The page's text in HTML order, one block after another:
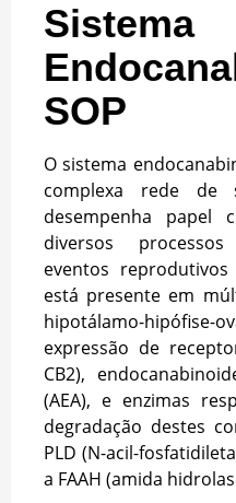
Sistema
SOP
O sistema
complexa rede de
desempenha papel
diversos
eventos
está presente em
hipotálamo-
expressão de
CB2),
(AEA), e enzimas
degradação destes
PLD (N-acil-
a FAAH (amida